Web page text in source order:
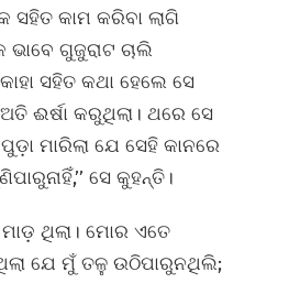
ସହିତ କାମ କରିବା ଲାଗି
ଗୁଜୁରାଟ ଚାଲି
ସହିତ କଥା ହେଲେ ସେ
ଈର୍ଷା କରୁଥିଲା। ଥରେ ସେ
ମାରିଲା ଯେ ସେହି କାନରେ
ସେ କୁହନ୍ତି।
ଥିଲା। ମୋର ଏତେ
ଯେ ମୁଁ ତଳୁ ଉଠିପାରୁନଥିଲି;